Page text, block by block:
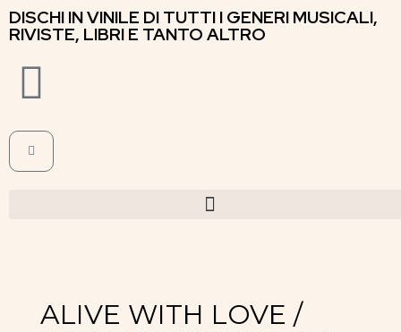
DISCHI IN VINILE DI TUTTI I GENERI MUSICALI,
RIVISTE, LIBRI E TANTO ALTRO
ALIVE WITH LOVE /